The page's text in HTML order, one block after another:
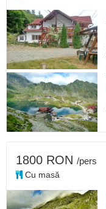
1800 RON /pers
Cu masă